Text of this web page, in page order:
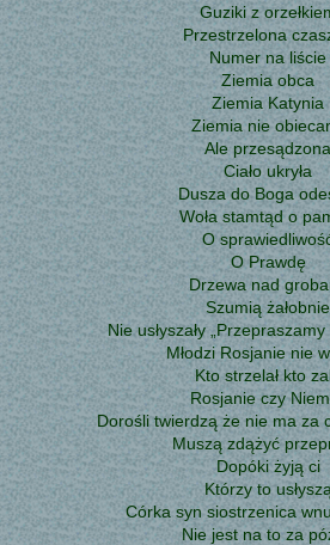
Guziki z
Przestrzelona
Numer na liście
Ziemia obca
Ziemia Katynia
Ziemia nie
Ale przesądzona
Ciało ukryła
Dusza do Boga
Woła stamtąd o
O
O Prawdę
Drzewa nad
Szumią żałobnie
Nie usłyszały
Młodzi Rosjanie nie
Kto strzelał kto
Rosjanie czy
Dorośli twierdzą że nie ma za
Muszą zdążyć
Dopóki żyją ci
Którzy to usłyszą
Córka syn siostrzenica
Nie jest na to za